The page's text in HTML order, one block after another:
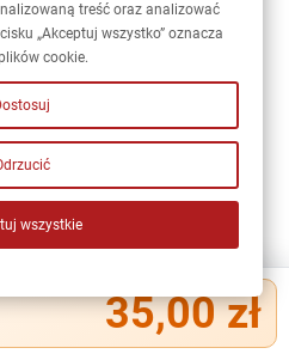
35,00 zł
• Kratexparapety.pl
treść oraz analizować
„Akceptuj wszystko” oznacza
cookie.
wszystkie